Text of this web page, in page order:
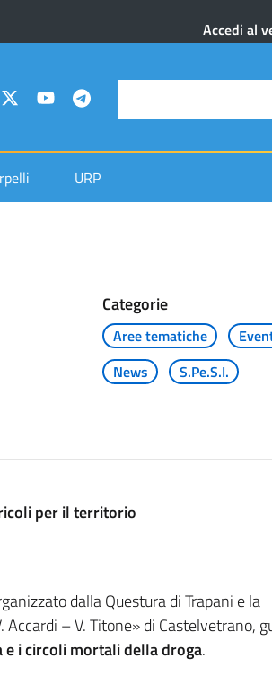
Accedi al
URP
Categorie
Aree tematiche
News
S.Pe.S.I.
per il territorio
dalla Questura di Trapani e la
– V. Titone» di Castelvetrano,
i circoli mortali della droga.